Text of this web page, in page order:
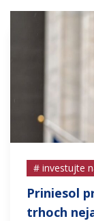
# investujte
Priniesol
trhoch